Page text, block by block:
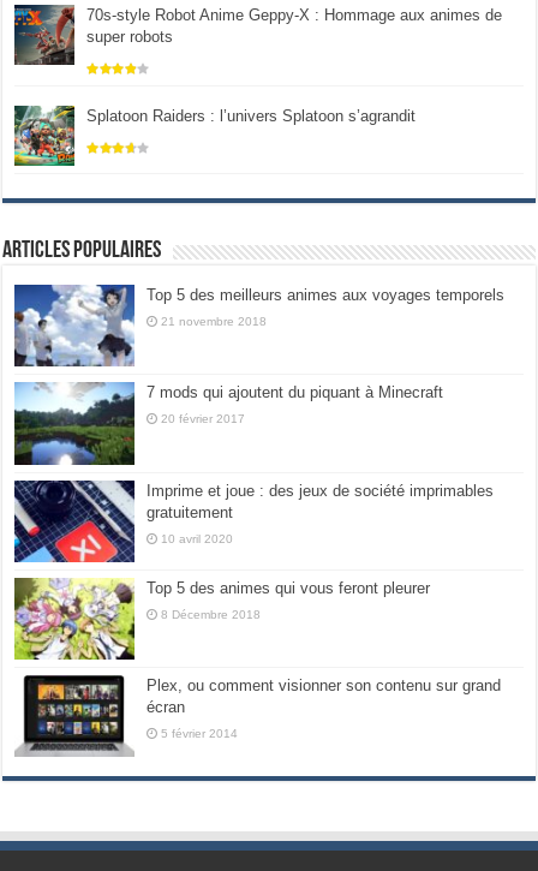
70s-style Robot Anime Geppy-X : Hommage aux animes de
super robots
Splatoon Raiders : l’univers Splatoon s’agrandit
Articles populaires
Top 5 des meilleurs animes aux voyages temporels
21 novembre 2018
7 mods qui ajoutent du piquant à Minecraft
20 février 2017
Imprime et joue : des jeux de société imprimables
gratuitement
10 avril 2020
Top 5 des animes qui vous feront pleurer
8 Décembre 2018
Plex, ou comment visionner son contenu sur grand
écran
5 février 2014